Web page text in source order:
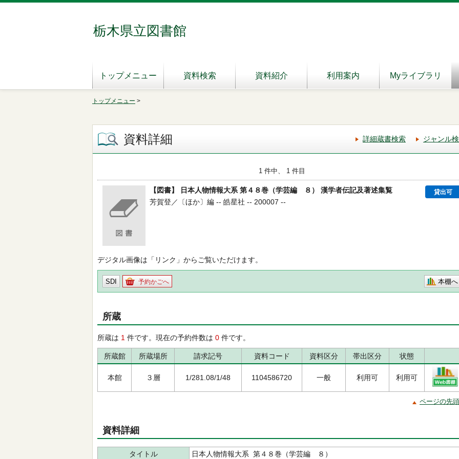
栃木県立図書館
トップメニュー 資料検索 資料紹介 利用案内 Myライブラリ
トップメニュー >
資料詳細 詳細蔵書検索 ジャンル
1 件中、 1 件目
【図書】 日本人物情報大系 第４８巻（学芸編 ８） 漢学者伝記及著述集覧 貸出可
芳賀登／〔ほか〕編 -- 皓星社 -- 200007 --
デジタル画像は「リンク」からご覧いただけます。
SDI 予約かごへ 本棚へ
所蔵
所蔵は 1 件です。現在の予約件数は 0 件です。
所蔵館 所蔵場所 請求記号 資料コード 資料区分 帯出区分 状態
本館 ３層 1/281.08/1/48 1104586720 一般 利用可 利用可
ページの先
資料詳細
タイトル 日本人物情報大系 第４８巻（学芸編 ８）